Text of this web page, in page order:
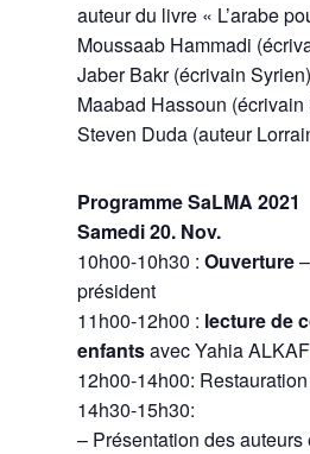
auteur du livre « L’arabe
Moussaab Hammadi
Jaber Bakr (écrivain Syrien)
Maabad Hassoun (écrivain
Steven Duda (auteur
Programme SaLMA 2021
Samedi 20. Nov.
10h00-10h30 : Ouverture–
président
11h00-12h00 : lecture de
enfantsavec Yahia
12h00-14h00:
14h30-15h30:
– Présentation des auteurs